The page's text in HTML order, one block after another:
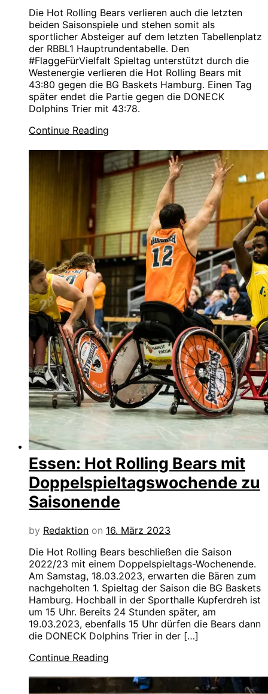
Die Hot Rolling Bears verlieren auch die letzten
beiden Saisonspiele und stehen somit als
sportlicher Absteiger auf dem letzten Tabellenplatz
der RBBL1 Hauptrundentabelle. Den
#FlaggeFürVielfalt Spieltag unterstützt durch die
Westenergie verlieren die Hot Rolling Bears mit
43:80 gegen die BG Baskets Hamburg. Einen Tag
später endet die Partie gegen die DONECK
Dolphins Trier mit 43:78.
Continue Reading
Essen: Hot Rolling Bears mit
Doppelspieltagswochende zu
Saisonende
by Redaktion on 16. März 2023
Die Hot Rolling Bears beschließen die Saison
2022/23 mit einem Doppelspieltags-Wochenende.
Am Samstag, 18.03.2023, erwarten die Bären zum
nachgeholten 1. Spieltag der Saison die BG Baskets
Hamburg. Hochball in der Sporthalle Kupferdreh ist
um 15 Uhr. Bereits 24 Stunden später, am
19.03.2023, ebenfalls 15 Uhr dürfen die Bears dann
die DONECK Dolphins Trier in der […]
Continue Reading